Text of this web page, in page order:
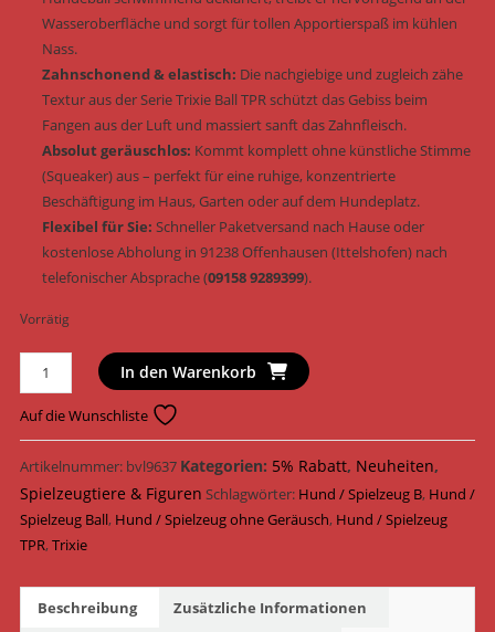
Wasseroberfläche und sorgt für tollen Apportierspaß im kühlen
Nass.
Zahnschonend & elastisch: Die nachgiebige und zugleich zähe
Textur aus der Serie Trixie Ball TPR schützt das Gebiss beim
Fangen aus der Luft und massiert sanft das Zahnfleisch.
Absolut geräuschlos: Kommt komplett ohne künstliche Stimme
(Squeaker) aus – perfekt für eine ruhige, konzentrierte
Beschäftigung im Haus, Garten oder auf dem Hundeplatz.
Flexibel für Sie: Schneller Paketversand nach Hause oder
kostenlose Abholung in 91238 Offenhausen (Ittelshofen) nach
telefonischer Absprache (09158 9289399).
Vorrätig
Trixie
Hundespielzeug
Super
Strong
Ball
TPR
extrem
robust
XL
In den Warenkorb
Auf die Wunschliste
Artikelnummer: bvl9637 Kategorien: 5% Rabatt, Neuheiten,
Spielzeugtiere & Figuren Schlagwörter: Hund / Spielzeug B, Hund /
Spielzeug Ball, Hund / Spielzeug ohne Geräusch, Hund / Spielzeug
TPR,Trixie
Beschreibung
Zusätzliche Informationen